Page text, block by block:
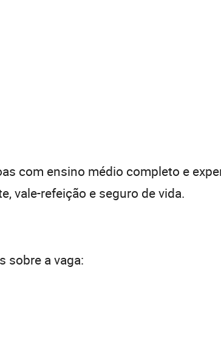
com ensino médio completo e
vale-refeição e seguro de vida.
sobre a vaga: